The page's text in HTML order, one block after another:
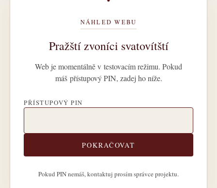
NÁHLED WEBU
Pražští zvoníci svatovítští
Web je momentálně v testovacím režimu. Pokud
máš přístupový PIN, zadej ho níže.
PŘÍSTUPOVÝ PIN
POKRAČOVAT
Pokud PIN nemáš, kontaktuj prosím správce projektu.